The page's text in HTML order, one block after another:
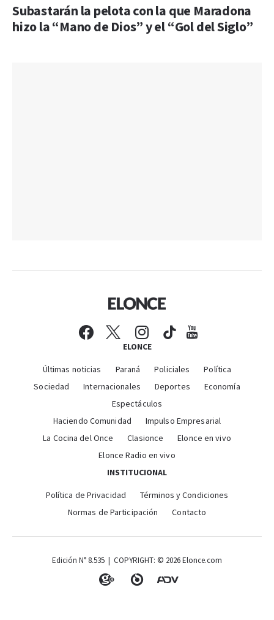
Subastarán la pelota con la que Maradona
hizo la “Mano de Dios” y el “Gol del Siglo”
ELONCE
Últimas noticias Paraná Policiales
Política
Sociedad
Internacionales Deportes
Economía
Espectáculos
Haciendo Comunidad
Impulso Empresarial
La Cocina del Once
Clasionce
Elonce en vivo
Elonce Radio en vivo
INSTITUCIONAL
Política de Privacidad
Términos y Condiciones
Normas de Participación
Contacto
Edición N° 8.535 | COPYRIGHT: © 2026 Elonce.com